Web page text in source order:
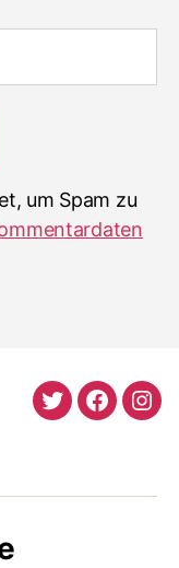
um Spam zu
Twitter